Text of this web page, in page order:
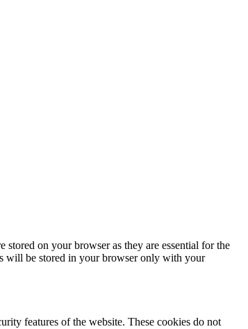
stored on your browser as they are essential for the
will be stored in your browser only with your
features of the website. These cookies do not